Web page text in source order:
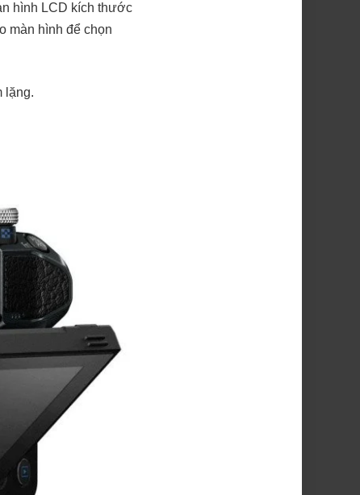
hình LCD kích thước
màn hình để chọn
lặng.